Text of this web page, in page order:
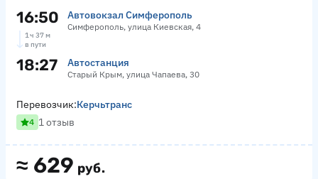
16:50 Автовокзал Симферополь
Симферополь, улица Киевская, 4
1 ч 37 м
в пути
18:27 Автостанция
Старый Крым, улица Чапаева, 30
≈ 629 руб.
Перевозчик:Керчьтранс
4 1 отзыв